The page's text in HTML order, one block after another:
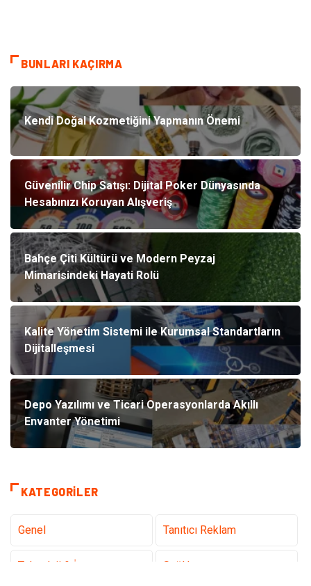
BUNLARI KAÇIRMA
Kendi Doğal Kozmetiğini Yapmanın Önemi
Güvenilir Chip Satışı: Dijital Poker Dünyasında
Hesabınızı Koruyan Alışveriş
Bahçe Çiti Kültürü ve Modern Peyzaj
Mimarisindeki Hayati Rolü
Kalite Yönetim Sistemi ile Kurumsal Standartların
Dijitalleşmesi
Depo Yazılımı ve Ticari Operasyonlarda Akıllı
Envanter Yönetimi
KATEGORILER
Genel Tanıtıcı Reklam
Teknoloji & İnternet Sağlık